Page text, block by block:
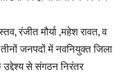
रंजीत मौर्या ,महेश रावत, व
जनपदों में नवनियुक्त जिला
से संगठन निरंतर